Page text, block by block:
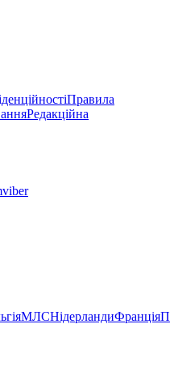
Правила
Редакційна
viber
МЛСНідерландиФранція